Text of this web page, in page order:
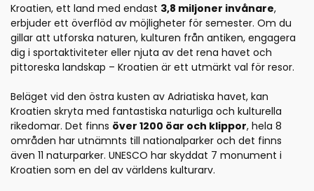
Kroatien, ett land med endast 3,8 miljoner invånare,
erbjuder ett överflöd av möjligheter för semester. Om du
gillar att utforska naturen, kulturen från antiken, engagera
dig i sportaktiviteter eller njuta av det rena havet och
pittoreska landskap – Kroatien är ett utmärkt val för resor.
Beläget vid den östra kusten av Adriatiska havet, kan
Kroatien skryta med fantastiska naturliga och kulturella
rikedomar. Det finns över 1200 öar och klippor, hela 8
områden har utnämnts till nationalparker och det finns
även 11 naturparker. UNESCO har skyddat 7 monument i
Kroatien som en del av världens kulturarv.